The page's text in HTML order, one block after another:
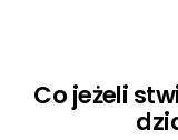
Co jeżeli